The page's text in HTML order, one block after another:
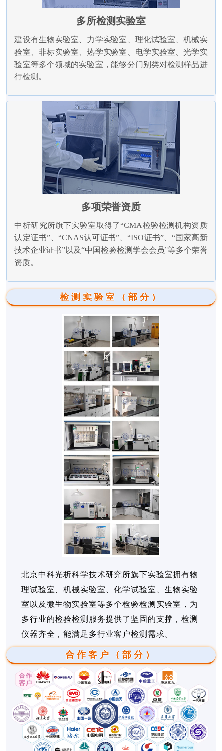
多所检测实验室
建设有生物实验室、力学实验室、理化试验室、机械实
验室、非标实验室、热学实验室、电学实验室、光学实
验室等多个领域的实验室，能够分门别类对检测样品进
行检测。
多项荣誉资质
中析研究所旗下实验室取得了“CMA检验检测机构资质
认定证书”、“CNAS认可证书”、“ISO证书”、“国家高新
技术企业证书”以及“中国检验检测学会会员”等多个荣誉
资质。
检测实验室（部分）
北京中科光析科学技术研究所旗下实验室拥有物
理试验室、机械实验室、化学试验室、生物实验
室以及微生物实验室等多个检验检测实验室，为
多行业的检验检测服务提供了坚固的支撑，检测
仪器齐全，能满足多行业客户检测需求。
合作客户（部分）